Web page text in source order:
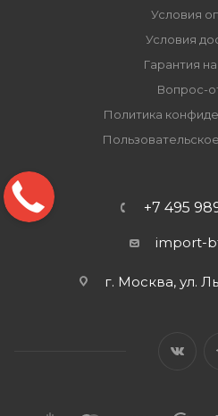
Условия
Условия
Гарантия
Вопрос-
Политика
+7 495
import-
г. Москва, ул.